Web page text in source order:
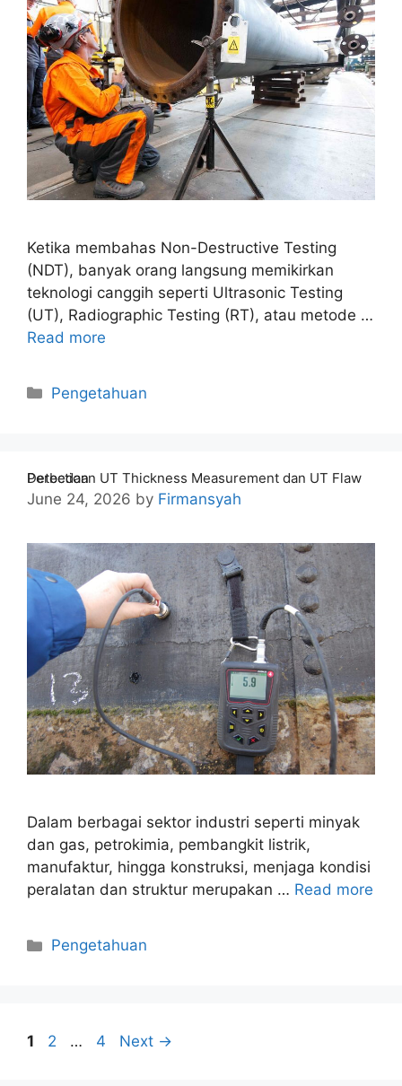
Ketika membahas Non-Destructive Testing
(NDT), banyak orang langsung memikirkan
teknologi canggih seperti Ultrasonic Testing
(UT), Radiographic Testing (RT), atau metode …
Read more
Categories
Pengetahuan
Perbedaan UT Thickness Measurement dan UT Flaw Detection
June 24, 2026 by Firmansyah
Dalam berbagai sektor industri seperti minyak
dan gas, petrokimia, pembangkit listrik,
manufaktur, hingga konstruksi, menjaga kondisi
peralatan dan struktur merupakan … Read more
Categories
Pengetahuan
Page
1 Page
2 … Page
4 Next →